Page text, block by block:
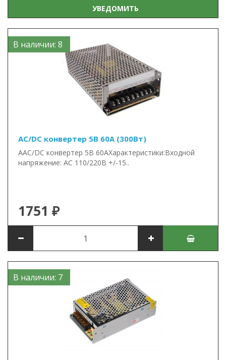
УВЕДОМИТЬ
В наличии: 8
AC/DC конвертер 5В 60А (300Вт)
AAC/DC конвертер 5В 60АХарактеристики:Входной
напряжение: AC 110/220В +/-15..
1751 ₽
В наличии: 7